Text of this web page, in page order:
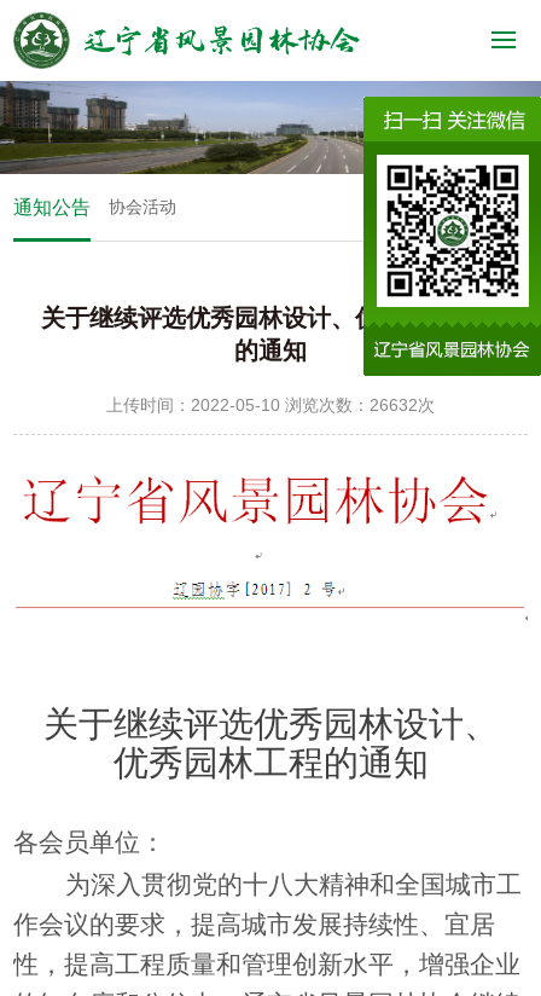
通知公告 协会活动
关于继续评选优秀园林设计、优秀园林工程
的通知
上传时间：2022-05-10 浏览次数：26632次
关于继续评选优秀园林设计、
优秀园林工程的通知
各会员单位：
为深入贯彻党的十八大精神和全国城市工
作会议的要求，提高城市发展持续性、宜居
性，提高工程质量和管理创新水平，增强企业